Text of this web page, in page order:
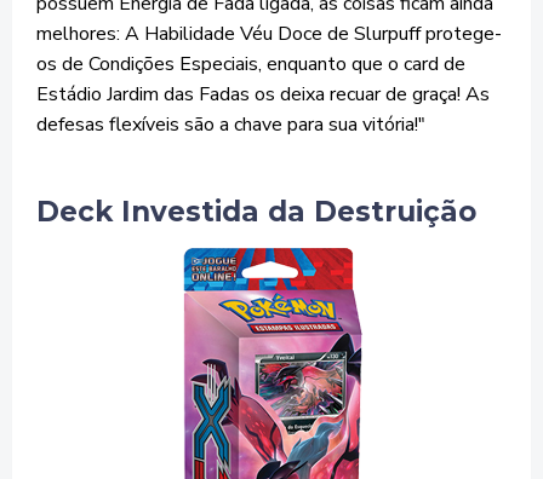
melhores: A Habilidade Véu Doce de Slurpuff protege-
os de Condições Especiais, enquanto que o card de
Estádio Jardim das Fadas os deixa recuar de graça! As
defesas flexíveis são a chave para sua vitória!"
Deck Investida da Destruição